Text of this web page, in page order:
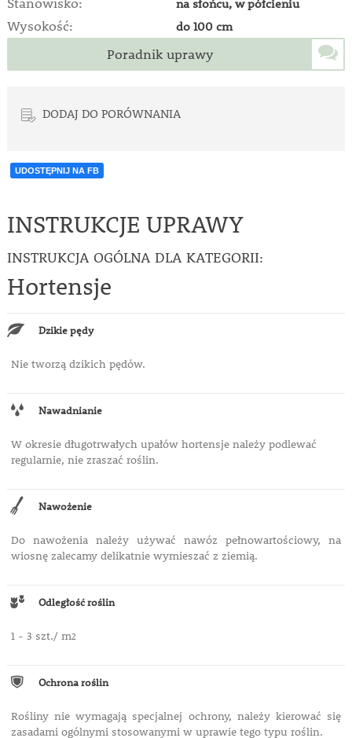
Stanowisko: na słońcu, w półcieniu
Wysokość: do 100 cm
Poradnik uprawy
DODAJ DO PORÓWNANIA
UDOSTĘPNIJ NA FB
INSTRUKCJE UPRAWY
INSTRUKCJA OGÓLNA DLA KATEGORII:
Hortensje
Dzikie pędy
Nie tworzą dzikich pędów.
Nawadnianie
W okresie długotrwałych upałów hortensje należy podlewać
regularnie, nie zraszać roślin.
Nawożenie
Do nawożenia należy używać nawóz pełnowartościowy, na
wiosnę zalecamy delikatnie wymieszać z ziemią.
Odległość roślin
1 - 3 szt./ m2
Ochrona roślin
Rośliny nie wymagają specjalnej ochrony, należy kierować się
zasadami ogólnymi stosowanymi w uprawie tego typu roślin.